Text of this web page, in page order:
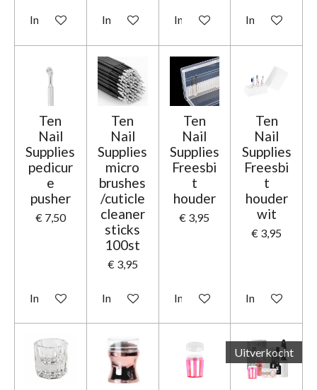
In winkelwagenIn winkelwagenIn winkelwagenIn
Ten
Nail
Supplies
pedicur
e
pusher
€ 7,50
In winkelwagen
Ten
Nail
Supplies
micro
brushes
/cuticle
cleaner
sticks
100st
€ 3,95
In winkelwagen
Ten
Nail
Supplies
Freesbi
t
houder
€ 3,95
In winkelwagen
Ten
Nail
Supplies
Freesbi
t
houder
wit
€ 3,95
In
Uitverkocht